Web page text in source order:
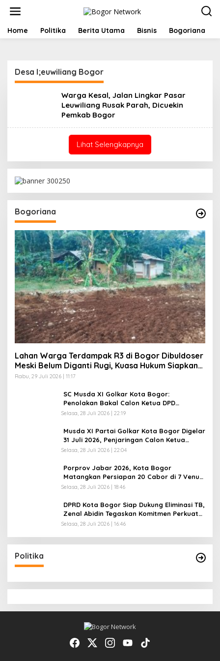
t
Home Politika Berita Utama Bisnis Bogoriana
Desa l;euwiliang Bogor
Warga Kesal, Jalan Lingkar Pasar
Leuwiliang Rusak Parah, Dicuekin
Pemkab Bogor
Lihat Selengkapnya
Bogoriana
Lahan Warga Terdampak R3 di Bogor Dibuldoser
Meski Belum Diganti Rugi, Kuasa Hukum Siapkan
Langkah Hukum
Rabu, 29 Juli 2026 | 11:17
SC Musda XI Golkar Kota Bogor:
Penolakan Bakal Calon Ketua DPD
Prematur, Pendaftaran Belum Dibuka
Selasa, 28 Juli 2026 | 22:19
Musda XI Partai Golkar Kota Bogor Digelar
31 Juli 2026, Penjaringan Calon Ketua
Resmi Dibuka
Selasa, 28 Juli 2026 | 22:04
Porprov Jabar 2026, Kota Bogor
Matangkan Persiapan 20 Cabor di 7 Venue,
Hotel Mulai Penuh Dipesan
Selasa, 28 Juli 2026 | 18:46
DPRD Kota Bogor Siap Dukung Eliminasi TB,
Zenal Abidin Tegaskan Komitmen Perkuat
Program Kesehatan
Selasa, 28 Juli 2026 | 16:46
Politika